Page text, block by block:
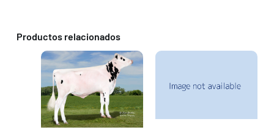
Productos relacionados